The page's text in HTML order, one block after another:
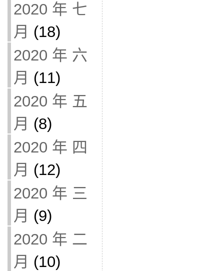
2020 年 七
月 (18)
2020 年 六
月 (11)
2020 年 五
月 (8)
2020 年 四
月 (12)
2020 年 三
月 (9)
2020 年 二
月 (10)